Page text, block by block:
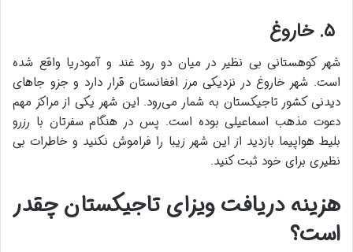
شهر کوهستانی بی نظیر در میان دو رود غند و آمودریا واقع شده
است. شهر خاروغ در نزدیکی مرز افغانستان قرار دارد و جزو جاهای
دیدنی کشور تاجیکستان به شمار می‌رود. این شهر یکی از مراکز مهم
دعوت مذهب اسماعیلی بوده است. پس در هنگام سفرتان با رزرو
بلیط هواپیما بازدید از این شهر زیبا را فراموش نکنید و خاطرات بی
نظیری برای خود ثبت کنید.
هزینه دریافت ویزای تاجیکستان چقدر
است؟